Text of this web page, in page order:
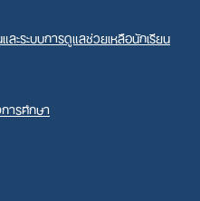
ะระบบการดูแลช่วยเหลือนักเรียน
ารศึกษา